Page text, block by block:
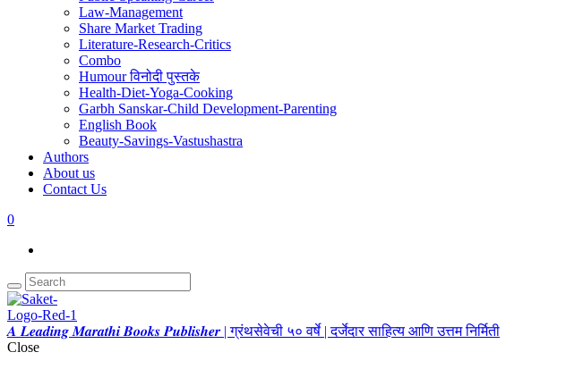
Law-Management
Share Market Trading
Literature-Research-Critics
Combo
Humour विनोदी पुस्तके
Health-Diet-Yoga-Cooking
Garbh Sanskar-Child Development-Parenting
English Book
Beauty-Savings-Vastushastra
Authors
About us
Contact Us
0
𝑨 𝑳𝒆𝒂𝒅𝒊𝒏𝒈 𝑴𝒂𝒓𝒂𝒕𝒉𝒊 𝑩𝒐𝒐𝒌𝒔 𝑷𝒖𝒃𝒍𝒊𝒔𝒉𝒆𝒓 | ग्रंथसेवेची ५० वर्षे | दर्जेदार साहित्य आणि उत्तम निर्मिती
Close